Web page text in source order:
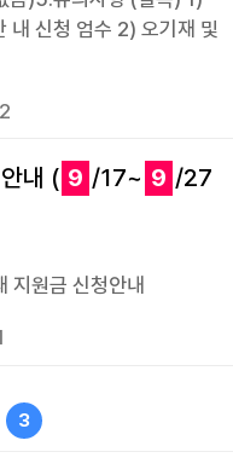
내 신청 엄수 2) 오기재 및
내 ( 9 /17~ 9 /27
지원금 신청안내
3